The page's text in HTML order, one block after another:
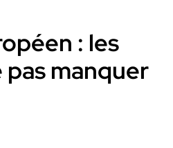
: les
pas manquer